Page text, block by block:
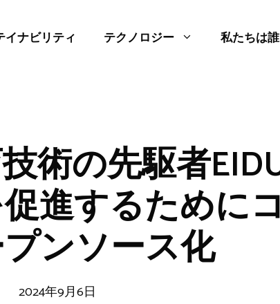
イナビリティ テクノロジー 私たちは
術の先駆者
進するために
ンソース化
2024年9月6日